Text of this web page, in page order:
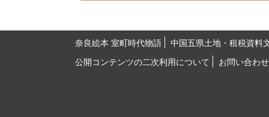
奈良絵本 室町時代物語
中国五県土地・租税資料
公開コンテンツの二次利用について
お問い合わせ